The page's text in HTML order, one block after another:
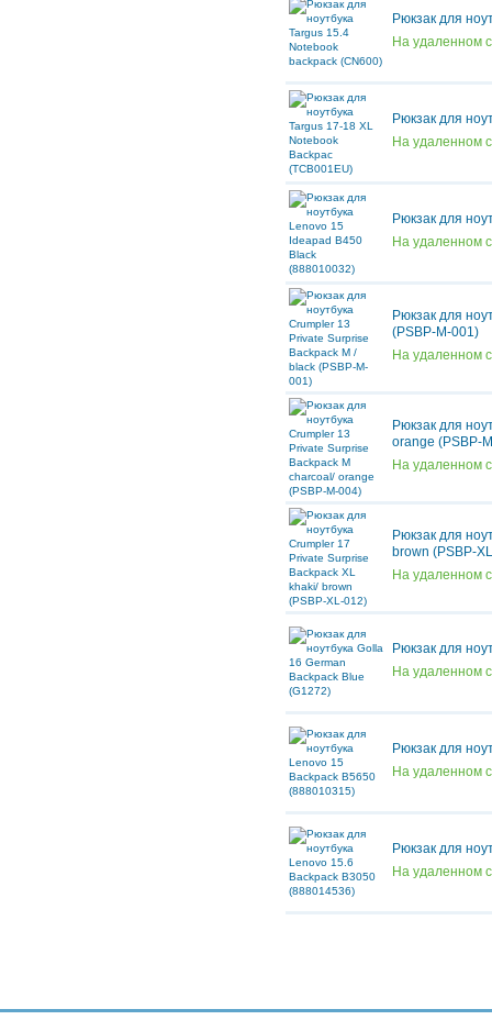
Рюкзак для
На удаленном
Рюкзак для
На удаленном
Рюкзак для
На удаленном
Рюкзак для
(PSBP-M-001)
На удаленном
Рюкзак для
orange (PSBP-
На удаленном
Рюкзак для
brown (PSBP-
На удаленном
Рюкзак для
На удаленном
Рюкзак для
На удаленном
Рюкзак для
На удаленном